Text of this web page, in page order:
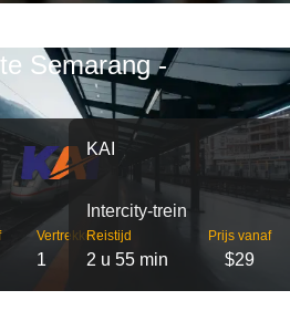
Semarang -
Vertrekken
1
KAI
Intercity-trein
Reistijd
2 u 55 min
Prijs vanaf
$29